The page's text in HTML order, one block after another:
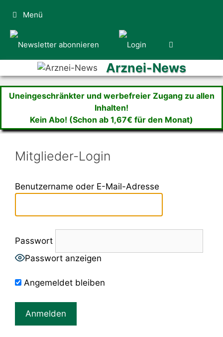
Inhalt
springen
Menü
Arznei-News
Uneingeschränkter und werbefreier Zugang zu allen
Inhalten!
Kein Abo! (Schon ab 1,67€ für den Monat)
Mitglieder-Login
Benutzername oder E-Mail-Adresse
Passwort
Passwort anzeigen
Angemeldet bleiben